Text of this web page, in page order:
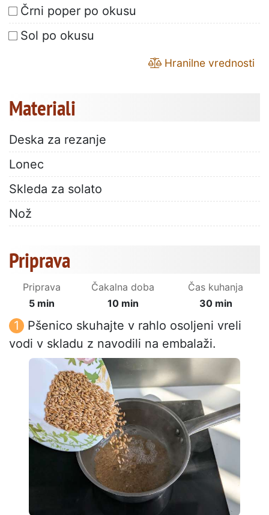
Črni poper po okusu
Sol po okusu
Hranilne vrednosti
Materiali
Deska za rezanje
Lonec
Skleda za solato
Nož
Priprava
Priprava
5 min
Čakalna doba
10 min
Čas kuhanja
30 min
Pšenico skuhajte v rahlo osoljeni vreli
vodi v skladu z navodili na embalaži.